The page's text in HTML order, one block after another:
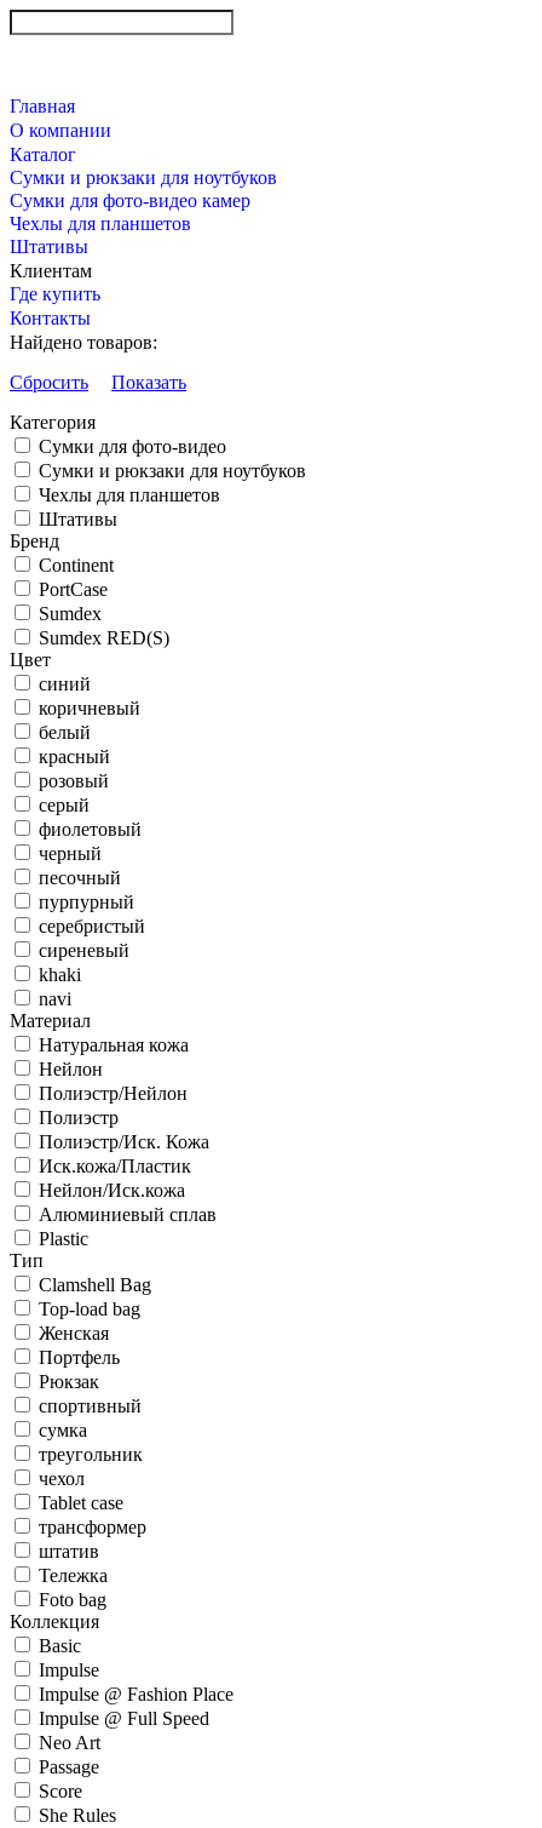
Главная
О компании
Каталог
Сумки и рюкзаки для ноутбуков
Сумки для фото-видео камер
Чехлы для планшетов
Штативы
Клиентам
Где купить
Контакты
Найдено товаров:
Сбросить
Показать
Категория
Сумки для фото-видео
Сумки и рюкзаки для ноутбуков
Чехлы для планшетов
Штативы
Бренд
Continent
PortCase
Sumdex
Sumdex RED(S)
Цвет
синий
коричневый
белый
красный
розовый
серый
фиолетовый
черный
песочный
пурпурный
серебристый
сиреневый
khaki
navi
Материал
Натуральная кожа
Нейлон
Полиэстр/Нейлон
Полиэстр
Полиэстр/Иск. Кожа
Иск.кожа/Пластик
Нейлон/Иск.кожа
Алюминиевый сплав
Plastic
Тип
Clamshell Bag
Top-load bag
Женская
Портфель
Рюкзак
спортивный
сумка
треугольник
чехол
Tablet case
трансформер
штатив
Тележка
Foto bag
Коллекция
Basic
Impulse
Impulse @ Fashion Place
Impulse @ Full Speed
Neo Art
Passage
Score
She Rules